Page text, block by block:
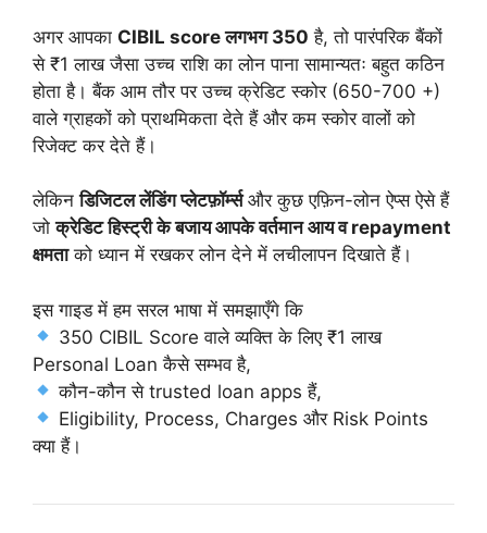
अगर आपका CIBIL score लगभग 350 है, तो पारंपरिक बैंकों
से ₹1 लाख जैसा उच्च राशि का लोन पाना सामान्यतः बहुत कठिन
होता है। बैंक आम तौर पर उच्च क्रेडिट स्कोर (650-700 +)
वाले ग्राहकों को प्राथमिकता देते हैं और कम स्कोर वालों को
रिजेक्ट कर देते हैं।
लेकिनडिजिटल लेंडिंग प्लेटफ़ॉर्म्सऔर कुछ एफ़िन-लोन ऐप्स ऐसे हैं
जोक्रेडिट हिस्ट्री के बजाय आपके वर्तमान आय व repayment
क्षमताको ध्यान में रखकर लोन देने में लचीलापन दिखाते हैं।
इस गाइड में हम सरल भाषा में समझाएँगे कि
350 CIBIL Score वाले व्यक्ति के लिए ₹1 लाख
Personal Loan कैसे सम्भव है,
कौन-कौन से trusted loan apps हैं,
Eligibility, Process, Charges और Risk Points
क्या हैं।